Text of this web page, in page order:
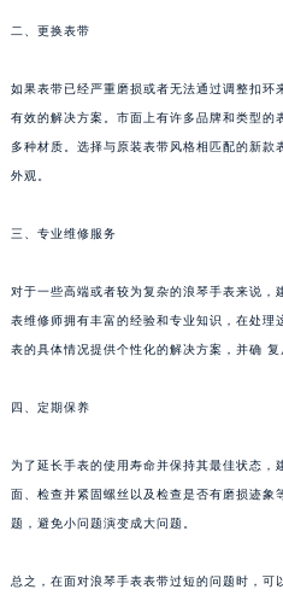
二、更换表带
如果表带已经严重磨损或者无法通过调整扣环
有效的解决方案。市面上有许多品牌和类型的
多种材质。选择与原装表带风格相匹配的新
外观。
三、专业维修服务
对于一些高端或者较为复杂的浪琴手表来说，
表维修师拥有丰富的经验和专业知识，在处理
表的具体情况提供个性化的解决方案，并确
四、定期保养
为了延长手表的使用寿命并保持其最佳状态
面、检查并紧固螺丝以及检查是否有磨损迹象
题，避免小问题演变成大问题。
总之，在面对浪琴手表表带过短的问题时，